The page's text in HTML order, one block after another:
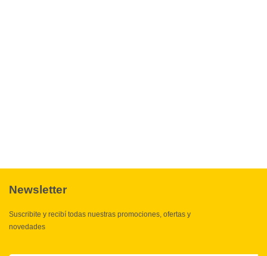
Newsletter
Suscribite y recibí todas nuestras promociones, ofertas y
novedades